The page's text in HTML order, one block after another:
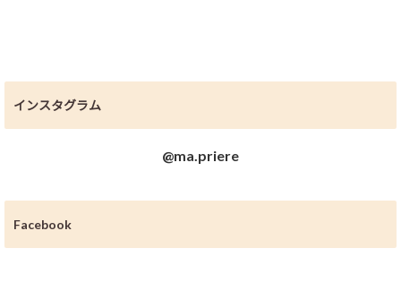
インスタグラム
@ma.priere
Facebook